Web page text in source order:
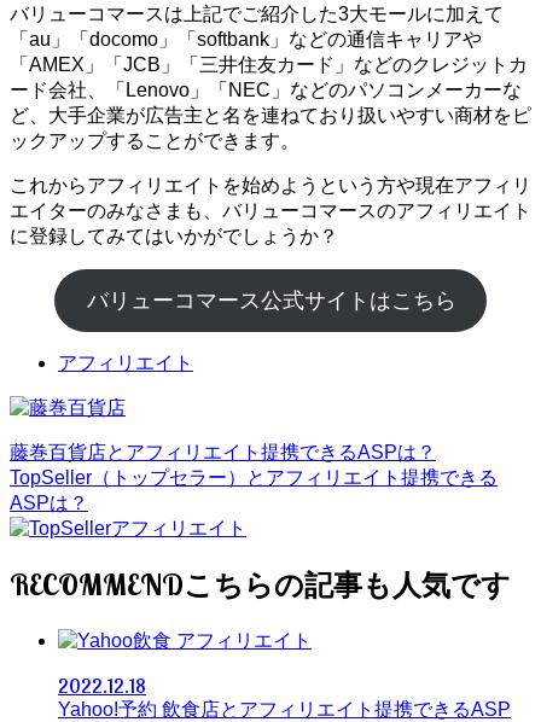
バリューコマースは上記でご紹介した3大モールに加えて
「au」「docomo」「softbank」などの通信キャリアや
「AMEX」「JCB」「三井住友カード」などのクレジットカ
ード会社、「Lenovo」「NEC」などのパソコンメーカーな
ど、大手企業が広告主と名を連ねており扱いやすい商材をピ
ックアップすることができます。
これからアフィリエイトを始めようという方や現在アフィリ
エイターのみなさまも、バリューコマースのアフィリエイト
に登録してみてはいかがでしょうか？
バリューコマース公式サイトはこちら
アフィリエイト
藤巻百貨店とアフィリエイト提携できるASPは？
TopSeller（トップセラー）とアフィリエイト提携できる
ASPは？
RECOMMEND
アフィリエイト
2022.12.18
Yahoo!予約 飲食店とアフィリエイト提携できるASP